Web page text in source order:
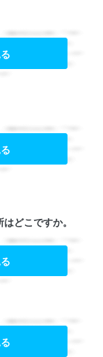
どこですか。